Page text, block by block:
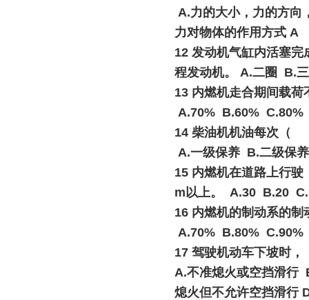
A.力的大小，力的方
力对物体的作用方式 A
12 发动机气缸内活塞
程发动机。 A.二圈 B.
13 内燃机走合期间载
A.70% B.60% C.80%
14 柴油机机油每次（
A.一级保养 B.二级保
15 内燃机在道路上行
m以上。 A.30 B.20
16 内燃机的制动系的
A.70% B.80% C.90%
17 驾驶机动车下坡
A.不准熄火或空挡滑行
熄火但不允许空挡滑行